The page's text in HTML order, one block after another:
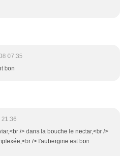
07:35
bon
/> dans la bouche le nectar,<br />
/> l'aubergine est bon